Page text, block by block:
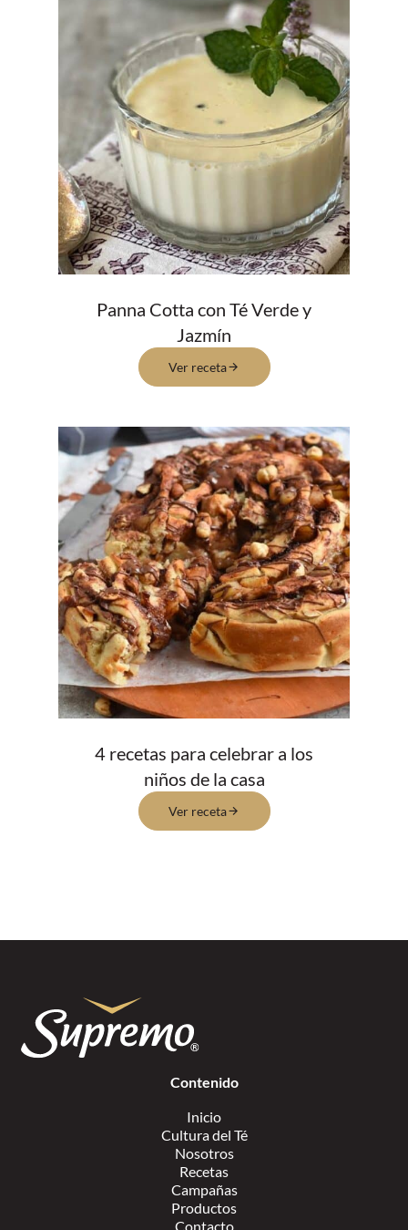
Panna Cotta con Té Verde y
Jazmín
Ver receta
4 recetas para celebrar a los
niños de la casa
Ver receta
Contenido
Inicio
Cultura del Té
Nosotros
Recetas
Campañas
Productos
Contacto